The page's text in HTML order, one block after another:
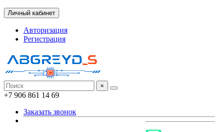
Личный кабинет
Авторизация
Регистрация
×
+7 906 861 14 69
Заказать звонок